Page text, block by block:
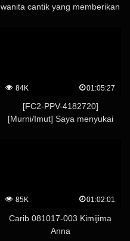
wanita cantik yang memberikan
84K 01:05:27
[FC2-PPV-4182720]
[Murni/Imut] Saya menyukai
85K 01:02:01
Carib 081017-003 Kimijima
Anna